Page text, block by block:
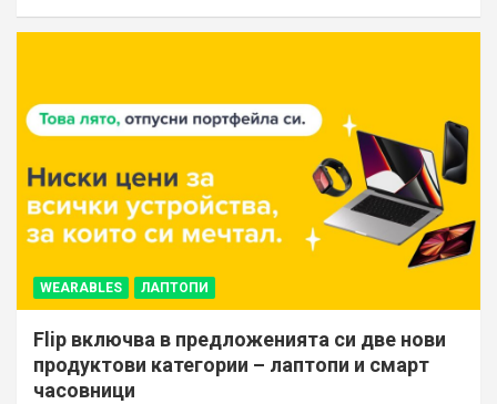
WEARABLES ЛАПТОПИ
Flip включва в предложенията си две нови
продуктови категории – лаптопи и смарт
часовници